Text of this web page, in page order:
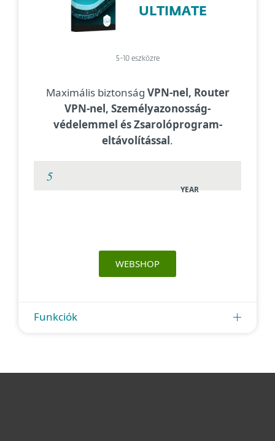
ULTIMATE
5-10 eszközre
Maximális biztonság VPN-nel, Router
VPN-nel, Személyazonosság-
védelemmel és Zsarolóprogram-
eltávolítással.
YEAR
WEBSHOP
Funkciók